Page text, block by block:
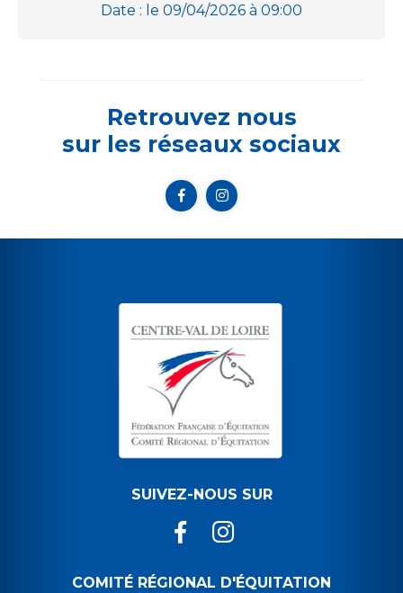
Date : le 09/04/2026 à 09:00
Retrouvez nous
sur les réseaux sociaux
SUIVEZ-NOUS SUR
COMITÉ RÉGIONAL D'ÉQUITATION